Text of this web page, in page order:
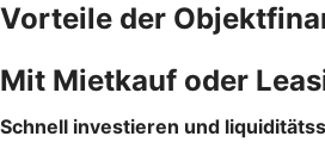
Vorteile der
Mit Mietkauf oder
Schnell investieren und